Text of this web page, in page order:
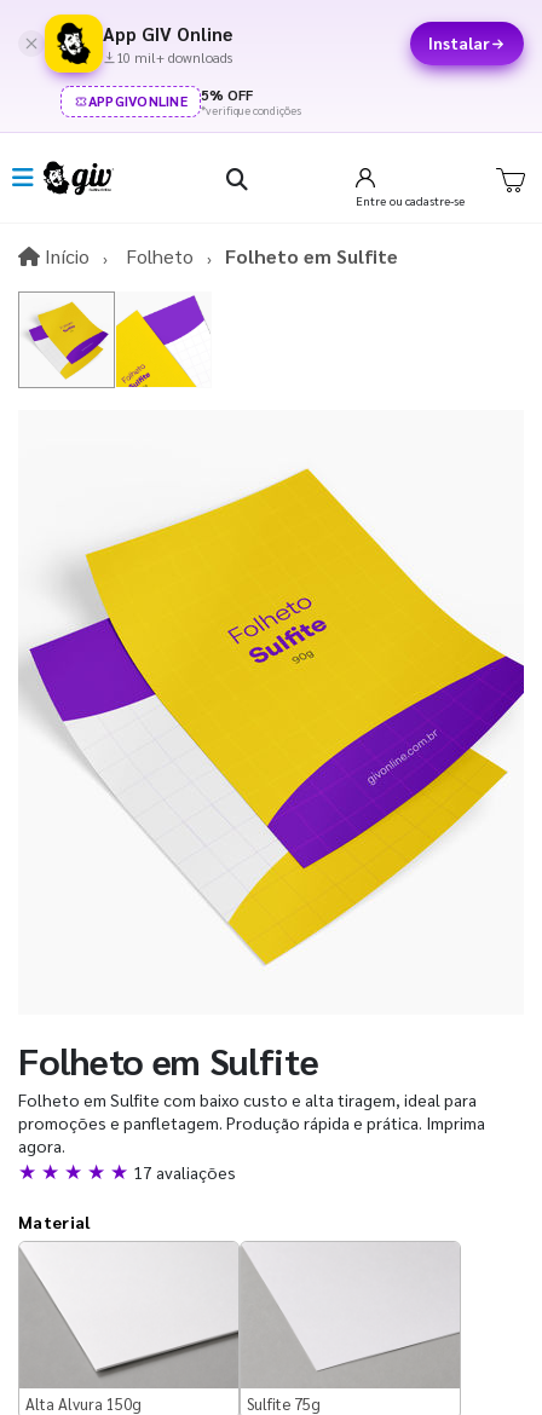
App GIV Online
10 mil+ downloads
Instalar
APPGIVONLINE 5% OFF
*verifique condições
Entre ou cadastre-se
Início InícioFolheto Folheto em Sulfite
Folheto em Sulfite
Folheto em Sulfite com baixo custo e alta tiragem, ideal para
promoções e panfletagem. Produção rápida e prática. Imprima
agora.
★ ★ ★ ★ ★ 17 avaliações
Material
Alta Alvura 150g Sulfite 75g